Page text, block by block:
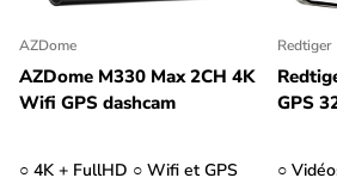
AZDome
AZDome M330 Max 2CH 4K
Wifi GPS dashcam
○ 4K + FullHD ○ Wifi et GPS
Redtiger
GPS
○